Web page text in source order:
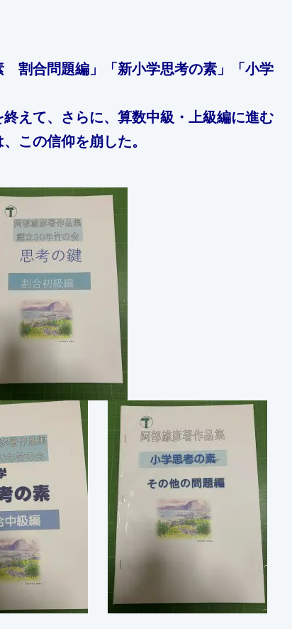
割合問題編」「新小学思考の素」「小学
えて、さらに、算数中級・上級編に進む
この信仰を崩した。